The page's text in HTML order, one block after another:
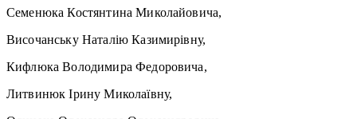
Семенюка Костянтина Миколайовича,
Височанську Наталію Казимирівну,
Кифлюка Володимира Федоровича,
Литвинюк Ірину Миколаївну,